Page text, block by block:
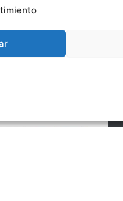
la norma ISO
para